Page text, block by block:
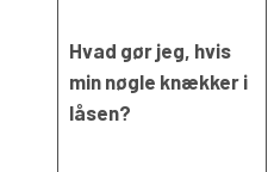
Hvad gør jeg, hvis
min nøgle knækker i
låsen?